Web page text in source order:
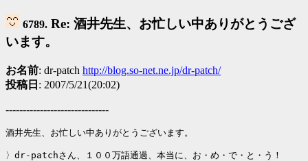
6789. Re: 酒井先生、お忙しい中ありがとうござ
います。
お名前: dr-patch http://blog.so-net.ne.jp/dr-patch/
投稿日 : 2007/5/21(20:02)
------------------------------
酒井先生、お忙しい中ありがとうございます。
〉dr-patchさん、１００万語通過、本当に、お・め・で・と・う！